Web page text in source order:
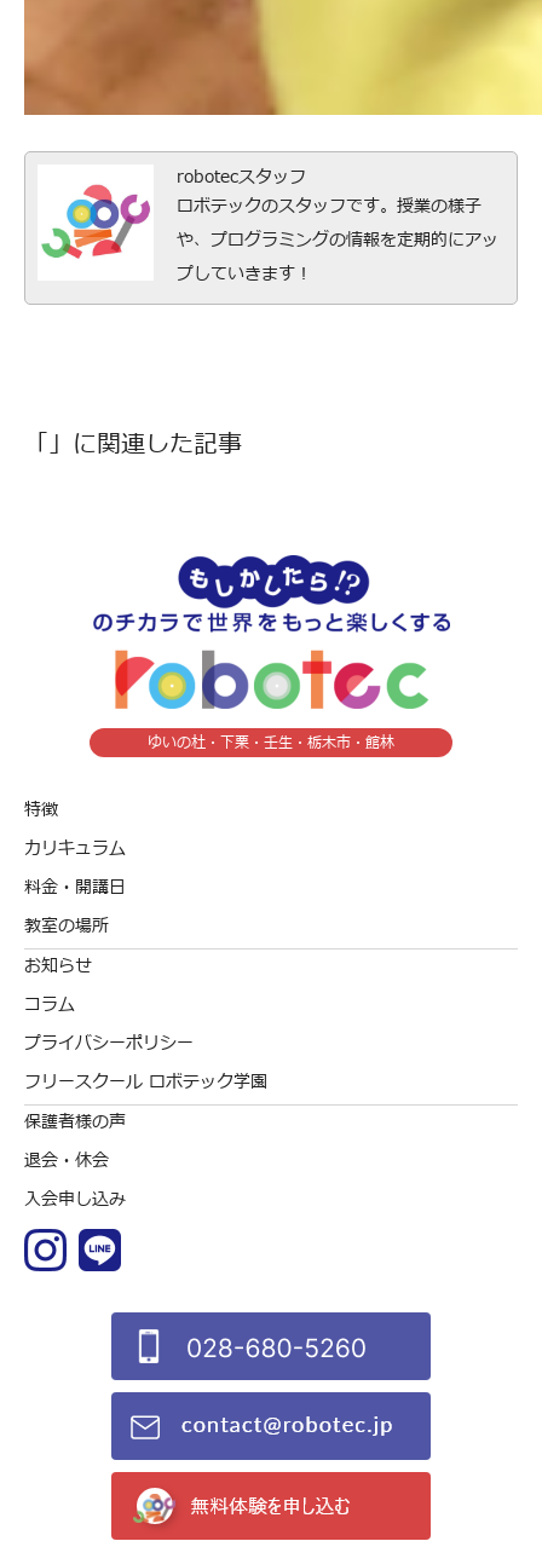
robotecスタッフ
ロボテックのスタッフです。授業の様子
や、プログラミングの情報を定期的にアッ
プしていきます！
「」に関連した記事
ゆいの杜・下栗・壬生・栃木市・館林
特徴
カリキュラム
料金・開講日
教室の場所
お知らせ
コラム
プライバシーポリシー
フリースクール ロボテック学園
保護者様の声
退会・休会
入会申し込み